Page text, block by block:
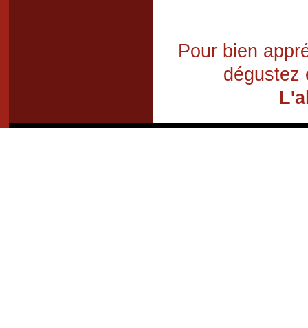
Pour bien
dégustez